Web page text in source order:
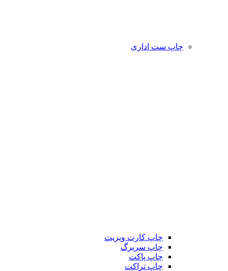
چاپ ست اداری
چاپ کارت ویزیت
چاپ سربرگ
چاپ پاکت
چاپ تراکت